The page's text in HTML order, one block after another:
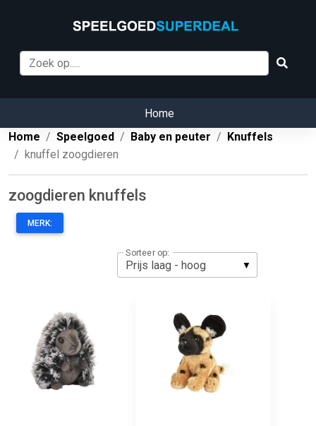
Home
Home
Speelgoed Baby en peuter
Knuffels
knuffel zoogdieren
zoogdieren knuffels
MERK:
Sorteer op: